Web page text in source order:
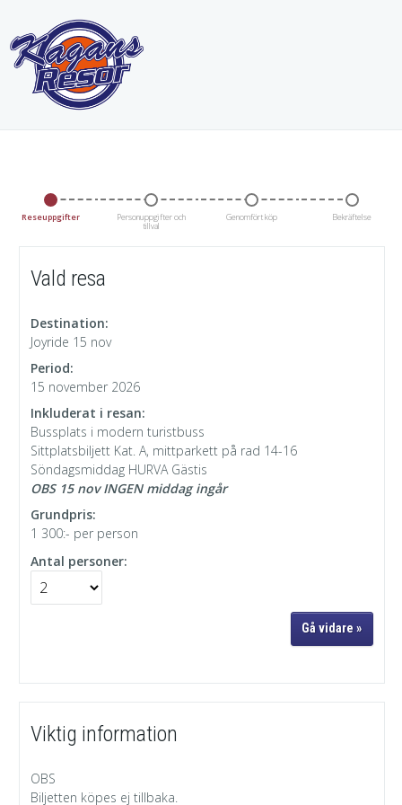
Reseuppgifter Personuppgifter och
tillval
Genomfört köp Bekräftelse
Vald resa
Destination:
Joyride 15 nov
Period:
15 november 2026
Inkluderat i resan:
Bussplats i modern turistbuss
Sittplatsbiljett Kat. A, mittparkett på rad 14-16
Söndagsmiddag HURVA Gästis
OBS 15 nov INGEN middag ingår
Grundpris:
1 300:- per person
Antal personer:
Viktig information
OBS
Biljetten köpes ej tillbaka.